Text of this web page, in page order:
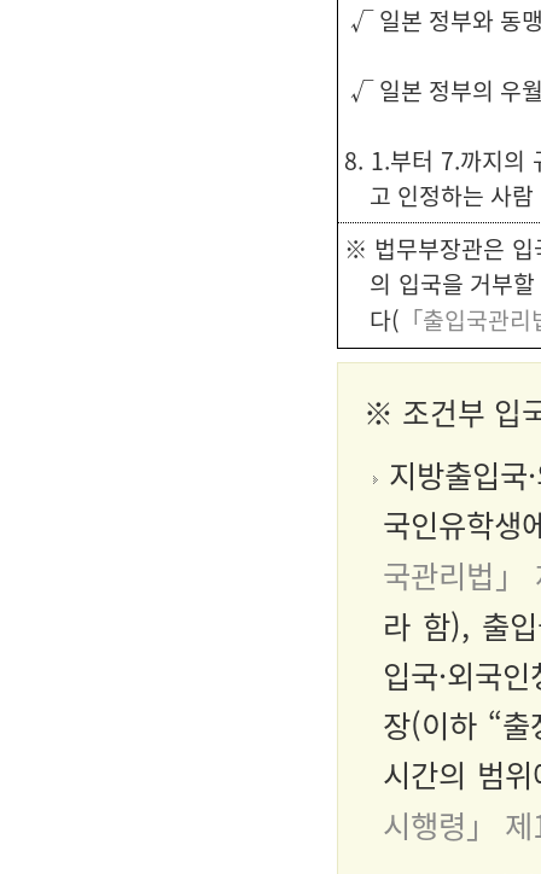
√ 일본 정부와 동
√ 일본 정부의 우
8. 1.부터 7.까지의
고 인정하는 사람
※ 법무부장관은 입
의 입국을 거부
다( 「출입국관
※ 조건부 입
지방출입
국인유학생
국관리법」
라 함), 출
입국·외국
장(이하 “
시간의 범
시행령」